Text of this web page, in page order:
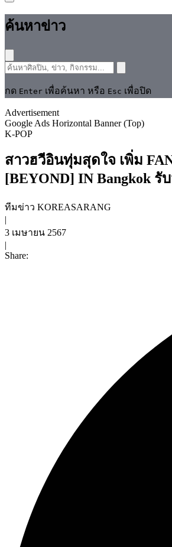
ค้นหาข่าว
กด Enter เพื่อค้นหา หรือ Esc เพื่อปิด
Advertisement
Google Ads Horizontal Banner (Top)
K-POP
สาวฮวีอินทุ่มสุดใจ เพิ่ม
[BEYOND] IN Bangkok รั
ทีมข่าว KOREASARANG
|
3 เมษายน 2567
|
Share: